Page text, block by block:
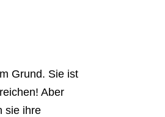
Grund. Sie ist
Aber
sie ihre